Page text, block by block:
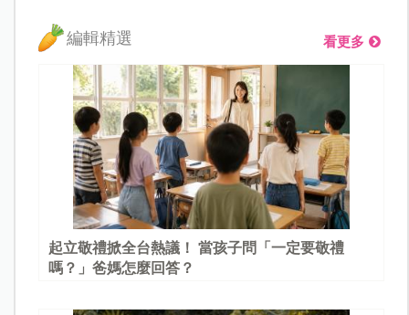
編輯精選 看更多
起立敬禮掀全台熱議！ 當孩子問「一定要敬禮
嗎？」爸媽怎麼回答？